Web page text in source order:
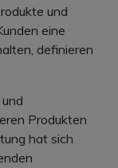
und
eine
definieren
Produkten
hat sich